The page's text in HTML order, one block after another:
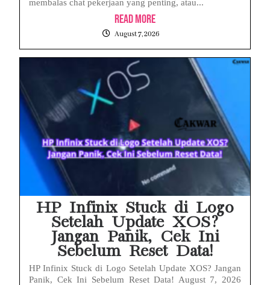
membalas chat pekerjaan yang penting, atau...
Read More
August 7, 2026
HP Infinix Stuck di Logo
Setelah Update XOS?
Jangan Panik, Cek Ini
Sebelum Reset Data!
HP Infinix Stuck di Logo Setelah Update XOS? Jangan
Panik, Cek Ini Sebelum Reset Data! August 7, 2026